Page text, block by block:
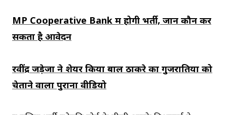
MP Cooperative Bank में होगी भर्ती, जानें कौन कर
सकता है आवेदन
रवींद्र जड़ेजा ने शेयर किया बाल ठाकरे का गुजरातियों को
चेताने वाला पुराना वीडियो